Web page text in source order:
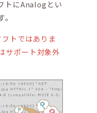
トにAnalogとい
トではありま
サポート対象外